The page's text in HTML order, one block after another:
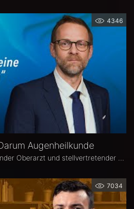
4346
Augenheilkunde
7034